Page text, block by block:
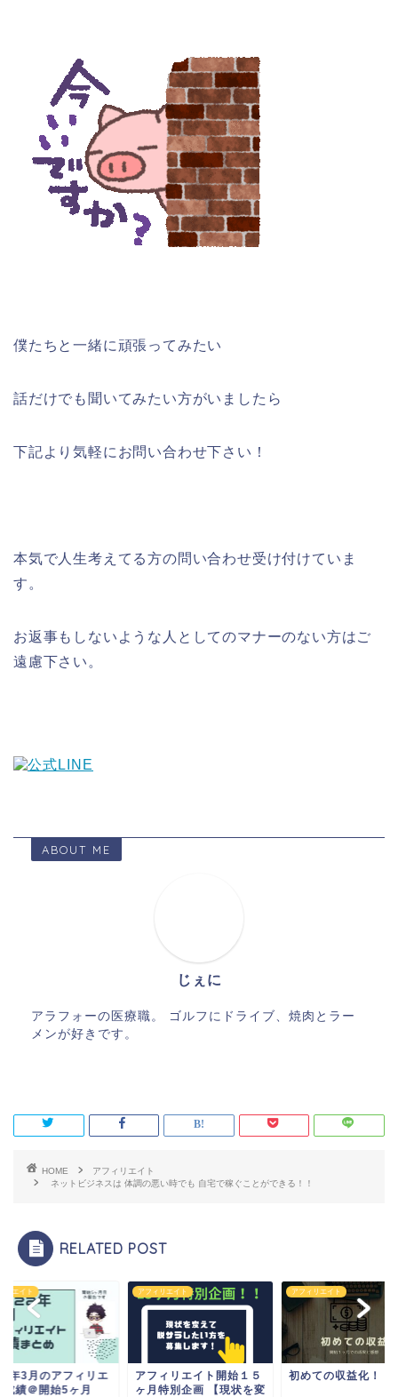
僕たちと一緒に頑張ってみたい
話だけでも聞いてみたい方がいましたら
下記より気軽にお問い合わせ下さい！
本気で人生考えてる方の問い合わせ受け付けていま
す。
お返事もしないような人としてのマナーのない方はご
遠慮下さい。
ABOUT ME
じぇに
アラフォーの医療職。 ゴルフにドライブ、焼肉とラー
メンが好きです。
HOME
アフィリエイト
ネットビジネスは 体調の悪い時でも 自宅で稼ぐことができる！！
RELATED POST
リエイト
年3月のアフィリエ
成績＠開始5ヶ月
アフィリエイト
アフィリエイト開始１５
ヶ月特別企画 【現状を変
アフィリエイト
初めての収益化！！